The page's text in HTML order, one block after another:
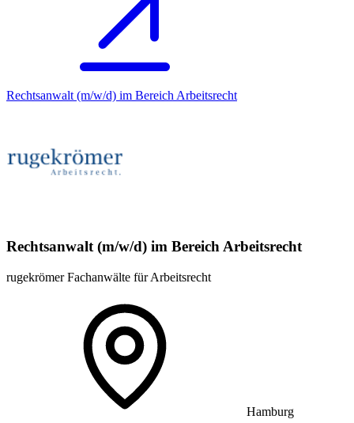
Rechtsanwalt (m/w/d) im Bereich Arbeitsrecht
Rechtsanwalt (m/w/d) im Bereich Arbeitsrecht
rugekrömer Fachanwälte für Arbeitsrecht
Hamburg